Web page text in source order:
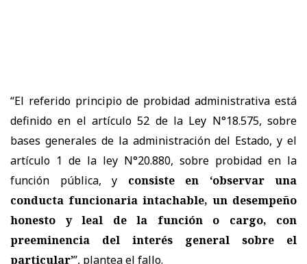
“El referido principio de probidad administrativa está
definido en el artículo 52 de la Ley N°18.575, sobre
bases generales de la administración del Estado, y el
artículo 1 de la ley N°20.880, sobre probidad en la
función pública, y consiste en ‘observar una
conducta funcionaria intachable, un desempeño
honesto y leal de la función o cargo, con
preeminencia del interés general sobre el
particular’”, plantea el fallo.